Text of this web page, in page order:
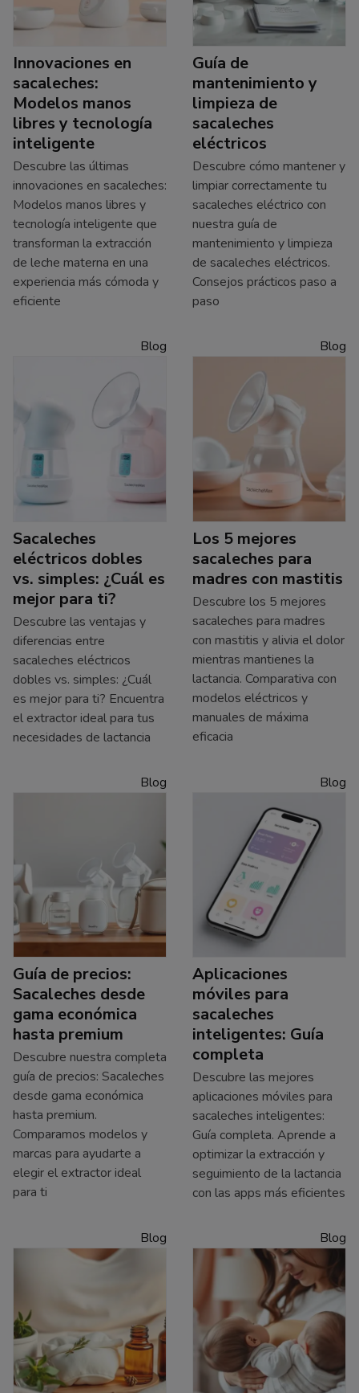
Innovaciones en
sacaleches:
Modelos manos
libres y tecnología
inteligente
Descubre las últimas
innovaciones en sacaleches:
Modelos manos libres y
tecnología inteligente que
transforman la extracción
de leche materna en una
experiencia más cómoda y
eficiente
Guía de
mantenimiento y
limpieza de
sacaleches
eléctricos
Descubre cómo mantener y
limpiar correctamente tu
sacaleches eléctrico con
nuestra guía de
mantenimiento y limpieza
de sacaleches eléctricos.
Consejos prácticos paso a
paso
Blog
Sacaleches
eléctricos dobles
vs. simples: ¿Cuál es
mejor para ti?
Descubre las ventajas y
diferencias entre
sacaleches eléctricos
dobles vs. simples: ¿Cuál
es mejor para ti? Encuentra
el extractor ideal para tus
necesidades de lactancia
Blog
Los 5 mejores
sacaleches para
madres con mastitis
Descubre los 5 mejores
sacaleches para madres
con mastitis y alivia el dolor
mientras mantienes la
lactancia. Comparativa con
modelos eléctricos y
manuales de máxima
eficacia
Blog
Guía de precios:
Sacaleches desde
gama económica
hasta premium
Descubre nuestra completa
guía de precios: Sacaleches
desde gama económica
hasta premium.
Comparamos modelos y
marcas para ayudarte a
elegir el extractor ideal
para ti
Blog
Aplicaciones
móviles para
sacaleches
inteligentes: Guía
completa
Descubre las mejores
aplicaciones móviles para
sacaleches inteligentes:
Guía completa. Aprende a
optimizar la extracción y
seguimiento de la lactancia
con las apps más eficientes
Blog Blog